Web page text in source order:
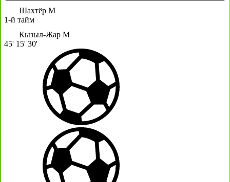
Шахтёр М
1-й тайм
Кызыл-Жар М
45' 15' 30'